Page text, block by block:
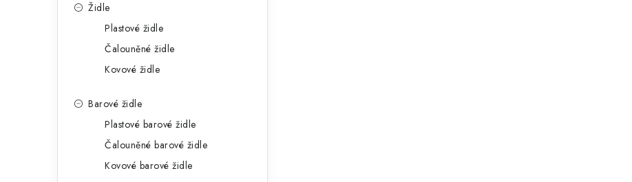
Židle
Plastové židle
Čalouněné židle
Kovové židle
Barové židle
Plastové barové židle
Čalouněné barové židle
Kovové barové židle